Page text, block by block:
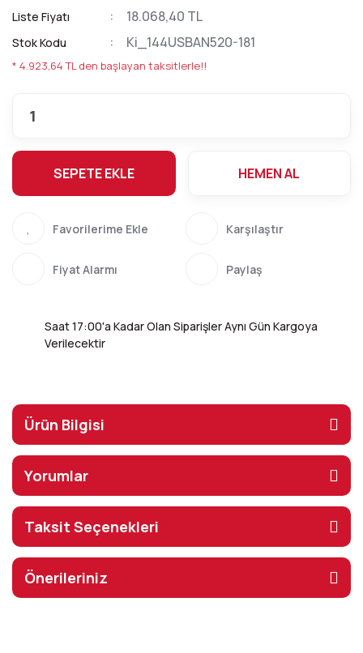
Liste Fiyatı 18.068,40 TL
Stok Kodu Ki_144USBAN520-181
* 4.923,64 TL den başlayan taksitlerle!!
SEPETE EKLE HEMEN AL
Karşılaştır
Fiyat Alarmı Paylaş
Saat 17:00'a Kadar Olan Siparişler Aynı Gün Kargoya
Verilecektir
Ürün Bilgisi
Yorumlar
Taksit Seçenekleri
Önerileriniz